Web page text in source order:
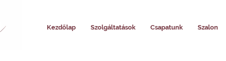
Kezdőlap Szolgáltatások Csapatunk Szalon